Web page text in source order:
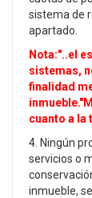
sistema de
apartado.
Nota:"..el
sistemas,
finalidad
cuanto a la
4. Ningún
servicios o
inmueble,